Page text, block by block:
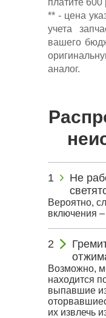
** - цена
учета
вашего
аналог.
Не
Вероятно,
включения
Возможно,
находится
выпавшие
их извлечь